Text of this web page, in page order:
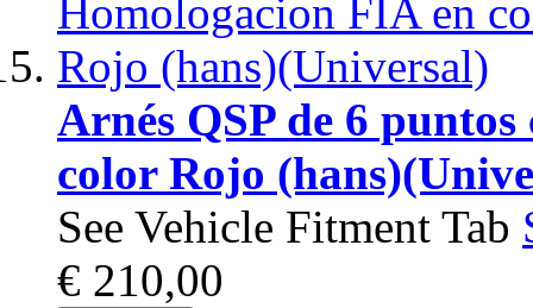
Arnés QSP de 6
color Rojo
See Vehicle Fitment Tab
€ 210,00